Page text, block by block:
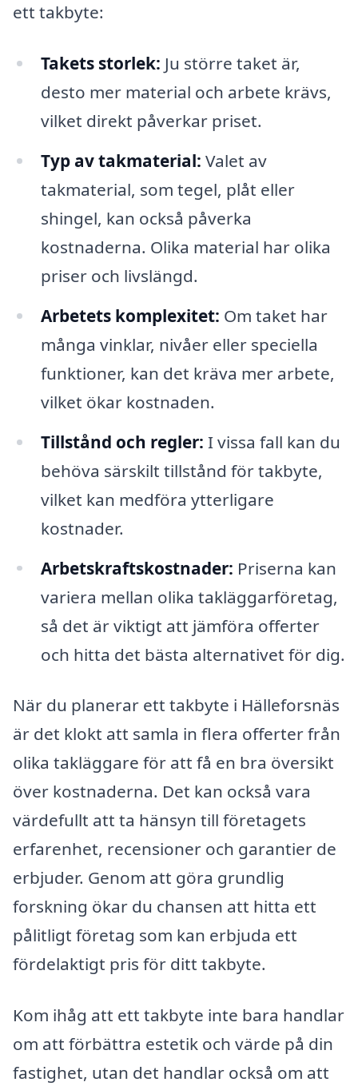
ett takbyte:
Takets storlek: Ju större taket är,
desto mer material och arbete krävs,
vilket direkt påverkar priset.
Typ av takmaterial: Valet av
takmaterial, som tegel, plåt eller
shingel, kan också påverka
kostnaderna. Olika material har olika
priser och livslängd.
Arbetets komplexitet: Om taket har
många vinklar, nivåer eller speciella
funktioner, kan det kräva mer arbete,
vilket ökar kostnaden.
Tillstånd och regler: I vissa fall kan du
behöva särskilt tillstånd för takbyte,
vilket kan medföra ytterligare
kostnader.
Arbetskraftskostnader: Priserna kan
variera mellan olika takläggarföretag,
så det är viktigt att jämföra offerter
och hitta det bästa alternativet för dig.
När du planerar ett takbyte i Hälleforsnäs
är det klokt att samla in flera offerter från
olika takläggare för att få en bra översikt
över kostnaderna. Det kan också vara
värdefullt att ta hänsyn till företagets
erfarenhet, recensioner och garantier de
erbjuder. Genom att göra grundlig
forskning ökar du chansen att hitta ett
pålitligt företag som kan erbjuda ett
fördelaktigt pris för ditt takbyte.
Kom ihåg att ett takbyte inte bara handlar
om att förbättra estetik och värde på din
fastighet, utan det handlar också om att